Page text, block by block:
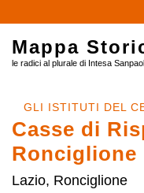
Mappa
le radici al plurale di Intesa
GLI ISTITUTI DEL
Casse di
Ronciglione
Lazio, Ronciglione